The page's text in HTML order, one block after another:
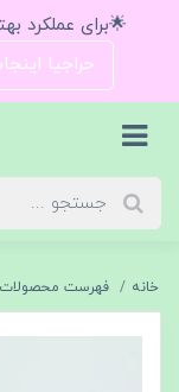
🌟برای عملکرد
حراجیا
خانه فهرست محصولات